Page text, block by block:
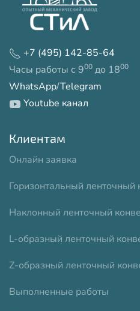
+7 (495) 142-85-64
Часы работы с 900 до 1800
WhatsApp/Telegram
Youtube канал
Клиентам
Онлайн заявка
Горизонтальный ленточный
Наклонный ленточный
L-образный ленточный
Z-образный ленточный
Выполненные работы